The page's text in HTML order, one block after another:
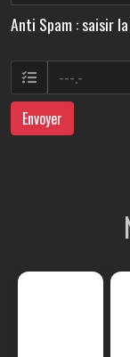
Anti Spam : saisir
Envoyer